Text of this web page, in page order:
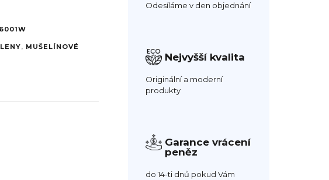
, MUŠELÍNOVÉ
Odesíláme v den objednání
Nejvyšší kvalita
Originální a moderní
produkty
Garance vrácení
peněz
do 14-ti dnů pokud Vám